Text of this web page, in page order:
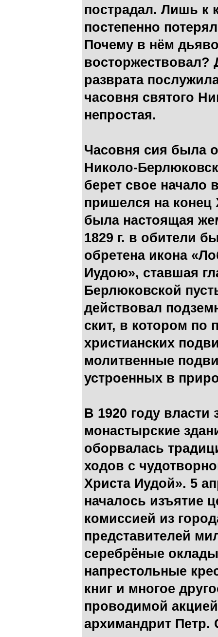
пострадал. Лишь к
постепенно
Почему в нём
восторжествовал?
разврата
часовня святого
непростая.
Часовня сия была
Николо-
берет свое начало
пришелся на конец
была настоящая
1829 г. в обители
обретена икона
Иудою», ставшая
Берлюковской
действовал
скит, в котором по
христианских
молитвенные
устроенных в
В 1920 году власти
монастырские
оборвалась
ходов с
Христа Иудой». 5
началось изъятие
комиссией из
представителей
серебрёные
напрестольные
книг и многое
проводимой
архимандрит Петр.